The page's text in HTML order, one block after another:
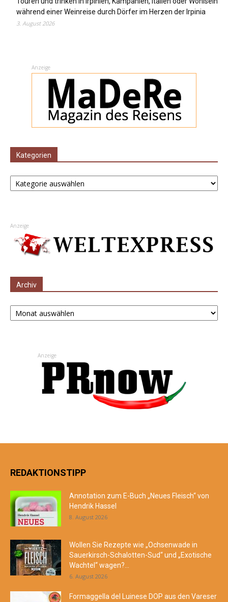
während einer Weinreise durch Dörfer im Herzen der Irpinia
3. August 2026
Anzeige
Kategorien
Kategorien
Anzeige
Archiv
Archiv
Anzeige
REDAKTIONSTIPP
Annotation zum E-Buch „Neues Fleisch“ von
Hendrik Hassel
8. August 2026
Wollen Sie Rezepte wie „Ochsenwade in
Sauerkirsch-Schalotten-Sud“ und „Exotische
Wachtel“ wagen?...
6. August 2026
Formaggella del Luinese DOP aus den Vareser